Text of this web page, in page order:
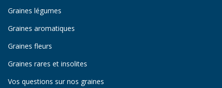
Graines légumes
Graines aromatiques
Graines fleurs
Graines rares et insolites
Vos questions sur nos graines